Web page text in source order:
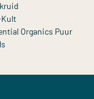
Organics Puur